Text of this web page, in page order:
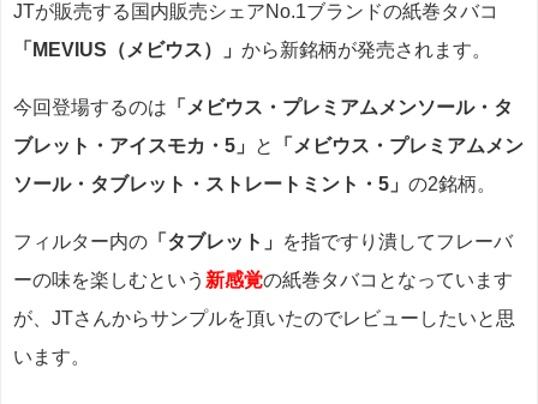
JTが販売する国内販売シェアNo.1ブランドの紙巻タバコ
「MEVIUS（メビウス）」 から新銘柄が発売されます。
今回登場するのは 「メビウス・プレミアムメンソール・タ
ブレット・アイスモカ・5」
と
「メビウス・プレミアムメン
ソール・タブレット・ストレートミント・5」 の2銘柄。
フィルター内の 「タブレット」
を指ですり潰してフレーバ
ーの味を楽しむという 新感覚の紙巻タバコとなっています
が、JTさんからサンプルを頂いたのでレビューしたいと思
います。